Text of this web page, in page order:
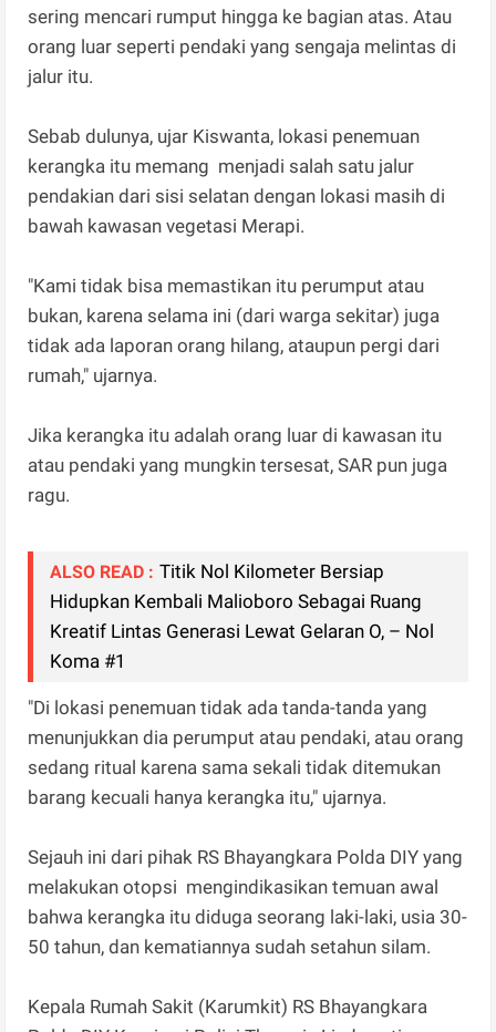
sering mencari rumput hingga ke bagian atas. Atau
orang luar seperti pendaki yang sengaja melintas di
jalur itu.
Sebab dulunya, ujar Kiswanta, lokasi penemuan
kerangka itu memang menjadi salah satu jalur
pendakian dari sisi selatan dengan lokasi masih di
bawah kawasan vegetasi Merapi.
"Kami tidak bisa memastikan itu perumput atau
bukan, karena selama ini (dari warga sekitar) juga
tidak ada laporan orang hilang, ataupun pergi dari
rumah," ujarnya.
Jika kerangka itu adalah orang luar di kawasan itu
atau pendaki yang mungkin tersesat, SAR pun juga
ragu.
ALSO READ : Titik Nol Kilometer Bersiap
Hidupkan Kembali Malioboro Sebagai Ruang
Kreatif Lintas Generasi Lewat Gelaran O, – Nol
Koma #1
"Di lokasi penemuan tidak ada tanda-tanda yang
menunjukkan dia perumput atau pendaki, atau orang
sedang ritual karena sama sekali tidak ditemukan
barang kecuali hanya kerangka itu," ujarnya.
Sejauh ini dari pihak RS Bhayangkara Polda DIY yang
melakukan otopsi mengindikasikan temuan awal
bahwa kerangka itu diduga seorang laki-laki, usia 30-
50 tahun, dan kematiannya sudah setahun silam.
Kepala Rumah Sakit (Karumkit) RS Bhayangkara